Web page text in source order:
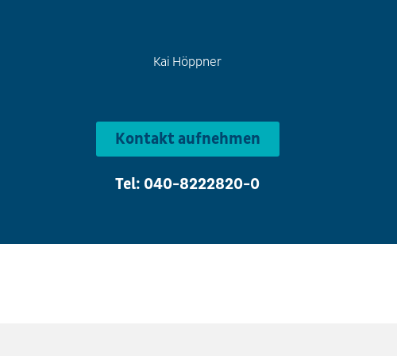
Kai Höppner
Kontakt aufnehmen
Tel: 040-8222820-0